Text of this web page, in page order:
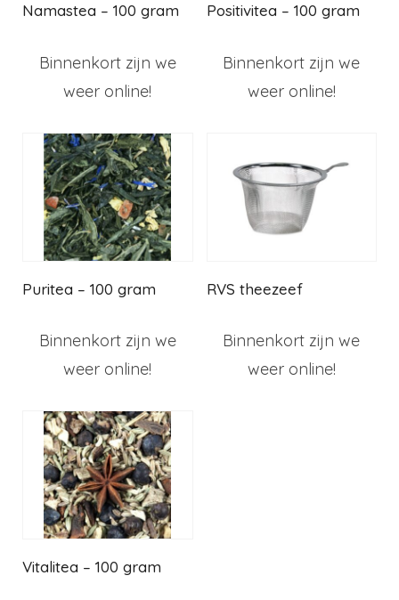
Namastea – 100 gram
Binnenkort zijn we
weer online!
Positivitea – 100 gram
Binnenkort zijn we
weer online!
Puritea – 100 gram
Binnenkort zijn we
weer online!
RVS theezeef
Binnenkort zijn we
weer online!
Vitalitea – 100 gram